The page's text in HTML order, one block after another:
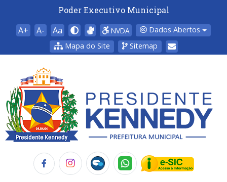
Poder Executivo Municipal
A+ A- Aa NVDA
Dados Abertos
Mapa do Site
Sitemap